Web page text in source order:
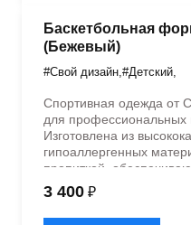
Баскетбольная
(Бежевый)
#Свой дизайн #Детский
Спортивная одежда от
для профессиональных
Изготовлена из
гипоаллергенных
пропиткой,
быстрое
эластичностью в 5
дизайном.
3 400 ₽